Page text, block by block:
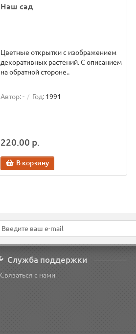
Наш сад
Цветные открытки с изображением
декоративных растений. С описанием
на обратной стороне..
Автор:- Год: 1991
220.00 р.
В корзину
Служба поддержки
Связаться с нами